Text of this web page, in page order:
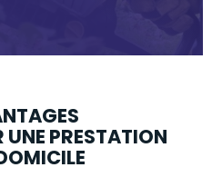
UNE PRESTATION